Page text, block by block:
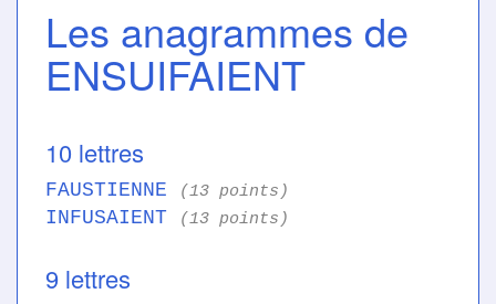
Les anagrammes de
ENSUIFAIENT
10 lettres
FAUSTIENNE (13 points)
INFUSAIENT (13 points)
9 lettres